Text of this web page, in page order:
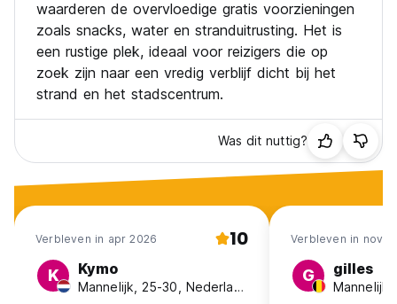
waarderen de overvloedige gratis voorzieningen
zoals snacks, water en stranduitrusting. Het is
een rustige plek, ideaal voor reizigers die op
zoek zijn naar een vredig verblijf dicht bij het
strand en het stadscentrum.
Was dit nuttig?
Verbleven in apr 2026 10
K Kymo
Mannelijk, 25-30, Nederland
Verbleven in nov
G gilles